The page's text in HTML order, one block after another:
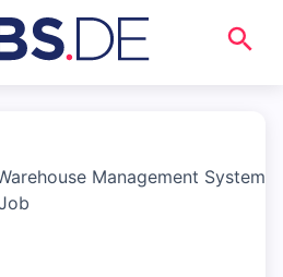
Management System